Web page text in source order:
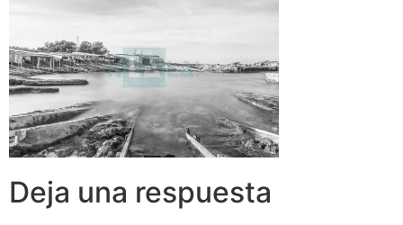
Deja una respuesta